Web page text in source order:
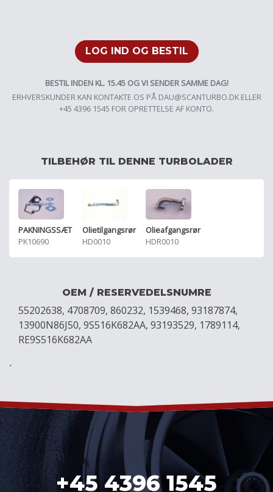
LOG IND OG BESTIL
BESTIL INDEN KL. 15.45 OG VI SENDER SAMME DAG!
ERHVERSKUNDER KAN KONTAKTE OS PÅ DAU@SCANTURBO.DKELLER
+45 4396 1545 FOR OPRETTELSE AF KONTO.
TILBEHØR TIL DENNE TURBOLADER
PAKNINGSSÆT
PK10690
Olietilgangsrør
HD0010
Olieafgangsrør
HDR0010
OEM / RESERVEDELSNUMRE
55202638, 4708709, 860232, 1539468, 93187874,
13900N86J50, 9S516K682AA, 93193529, 1789114,
RE9S516K682AA
´
+45 4396 1545